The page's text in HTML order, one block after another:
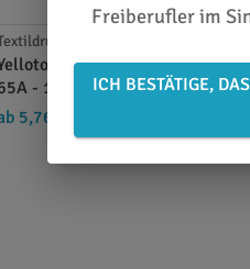
Tools
SignTweezer Hook
- 13,4 cm
5,76 €
Freiberufler im
ICH BESTÄTIGE,